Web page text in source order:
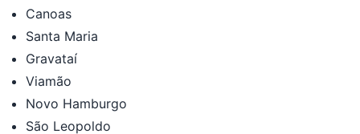
Canoas
Santa Maria
Gravataí
Viamão
Novo Hamburgo
São Leopoldo